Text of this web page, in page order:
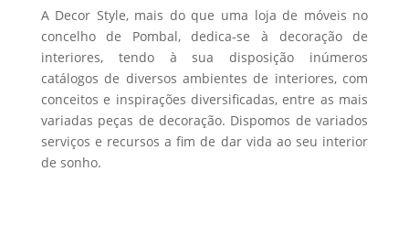
the
product
page
A Decor Style, mais do que uma loja de móveis no
concelho de Pombal, dedica-se à decoração de
interiores, tendo à sua disposição inúmeros
catálogos de diversos ambientes de interiores, com
conceitos e inspirações diversificadas, entre as mais
variadas peças de decoração. Dispomos de variados
serviços e recursos a fim de dar vida ao seu interior
de sonho.